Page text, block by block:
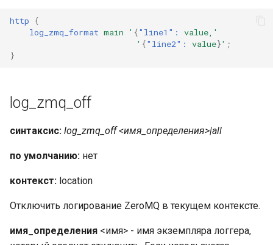
http
{
log_zmq_format main ' {"line1":
value,'
' {"line2": value}' ;
}
log_zmq_off
синтаксис: log_zmq_off <имя_определения>|all
по умолчанию: нет
контекст: location
Отключить логирование ZeroMQ в текущем контексте.
имя_определения <имя> - имя экземпляра логгера,